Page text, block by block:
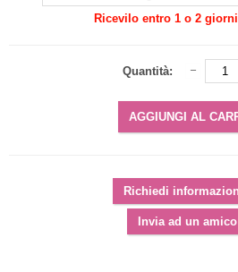
Ricevilo entro 1 o 2 giorni
Quantità: